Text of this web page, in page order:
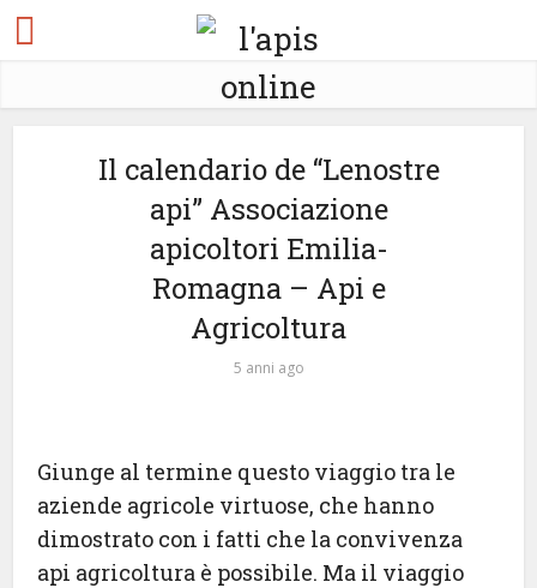
Il calendario de “Lenostre
api” Associazione
apicoltori Emilia-
Romagna – Api e
Agricoltura
5 anni ago
Giunge al termine questo viaggio tra le
aziende agricole virtuose, che hanno
dimostrato con i fatti che la convivenza
api agricoltura è possibile. Ma il viaggio